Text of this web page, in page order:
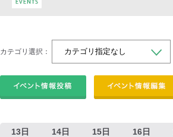
カテゴリ選択：
13日 14日 15日 16日